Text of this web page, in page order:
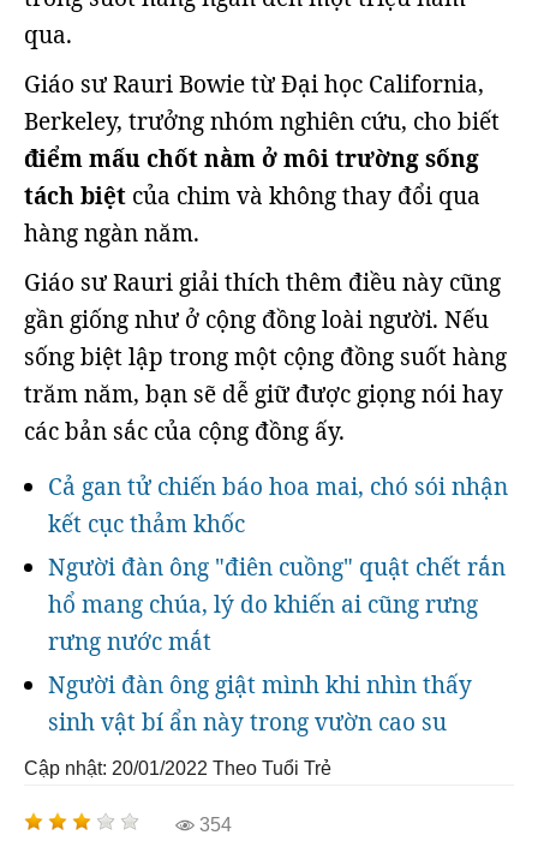
qua.
Giáo sư Rauri Bowie từ Đại học California,
Berkeley, trưởng nhóm nghiên cứu, cho biết
điểm mấu chốt nằm ở môi trường sống
tách biệt của chim và không thay đổi qua
hàng ngàn năm.
Giáo sư Rauri giải thích thêm điều này cũng
gần giống như ở cộng đồng loài người. Nếu
sống biệt lập trong một cộng đồng suốt hàng
trăm năm, bạn sẽ dễ giữ được giọng nói hay
các bản sắc của cộng đồng ấy.
Cả gan tử chiến báo hoa mai, chó sói nhận
kết cục thảm khốc
Người đàn ông "điên cuồng" quật chết rắn
hổ mang chúa, lý do khiến ai cũng rưng
rưng nước mắt
Người đàn ông giật mình khi nhìn thấy
sinh vật bí ẩn này trong vườn cao su
Cập nhật: 20/01/2022 Theo Tuổi Trẻ
354